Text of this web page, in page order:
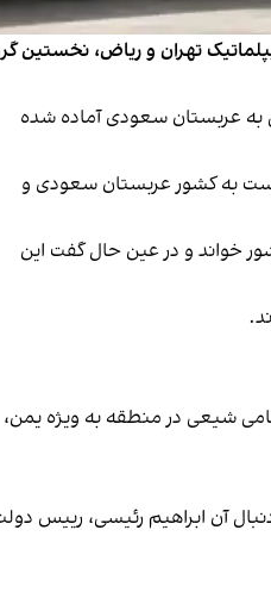
سعودی لغو شد. قرار بود بامداد چهارشنبه ۱۳ دی بعد از ۹ سال قطع رابطه دیپلماتیک تهران و ریاض،
ایران روزانه دو پرواز در عملیات حج عمره خواهد داشت و مقدمات کار برای اعزام ۳۰ هزار ایرانی به عربستان سعودی آماده شده
به کشور عربستان سعودی و
خواند و در عین‌ حال گفت این
شیعی در منطقه به ویژه یمن،
آن ابراهیم رئیسی، رییس